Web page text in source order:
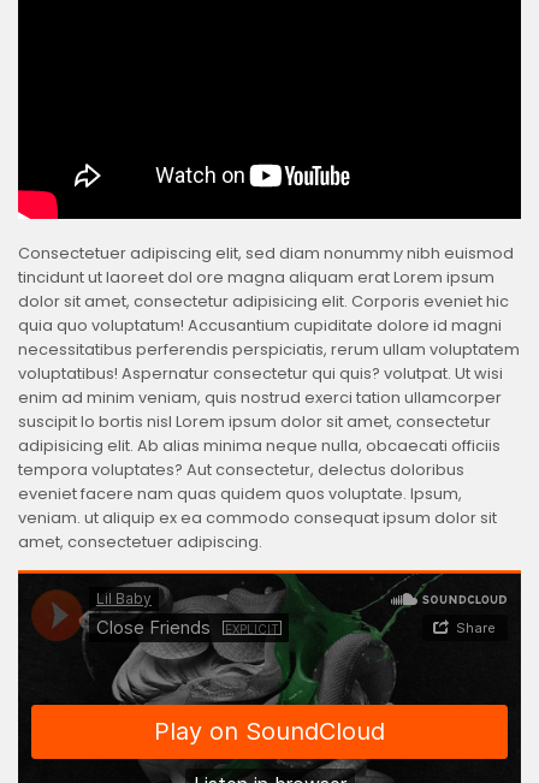
Consectetuer adipiscing elit, sed diam nonummy nibh euismod
tincidunt ut laoreet dol ore magna aliquam erat Lorem ipsum
dolor sit amet, consectetur adipisicing elit. Corporis eveniet hic
quia quo voluptatum! Accusantium cupiditate dolore id magni
necessitatibus perferendis perspiciatis, rerum ullam voluptatem
voluptatibus! Aspernatur consectetur qui quis? volutpat. Ut wisi
enim ad minim veniam, quis nostrud exerci tation ullamcorper
suscipit lo bortis nisl Lorem ipsum dolor sit amet, consectetur
adipisicing elit. Ab alias minima neque nulla, obcaecati officiis
tempora voluptates? Aut consectetur, delectus doloribus
eveniet facere nam quas quidem quos voluptate. Ipsum,
veniam. ut aliquip ex ea commodo consequat ipsum dolor sit
amet, consectetuer adipiscing.